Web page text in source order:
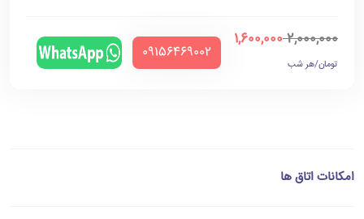
2,000,000
1,600,000
تومان/هر شب
‪09156469002‬
امکانات اتاق ها